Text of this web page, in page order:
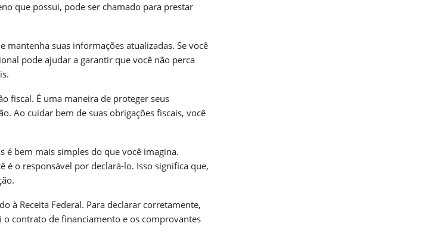
que possui, pode ser chamado para prestar
suas informações atualizadas. Se você
pode ajudar a garantir que você não perca
fiscal. É uma maneira de proteger seus
Ao cuidar bem de suas obrigações fiscais, você
é bem mais simples do que você imagina.
o responsável por declará-lo. Isso significa que,
à Receita Federal. Para declarar corretamente,
contrato de financiamento e os comprovantes